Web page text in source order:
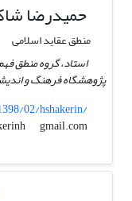
حمیدرضا
منطق عقاید اسلامی
استاد، گروه منطق
پژوهشگاه فرهنگ و
02/hshakerin/
shakerinh
gmail.com